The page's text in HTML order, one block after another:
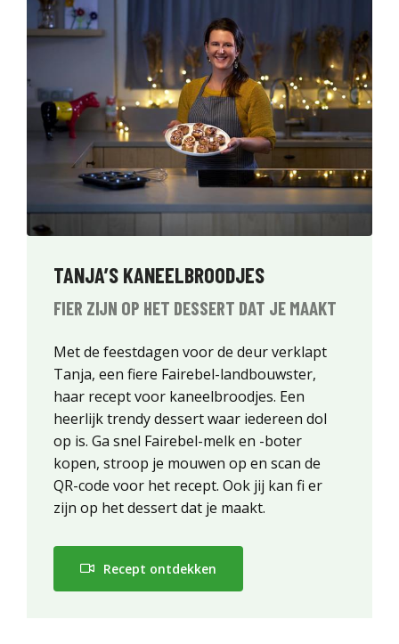
TANJA’S KANEELBROODJES
FIER ZIJN OP HET DESSERT DAT JE MAAKT
Met de feestdagen voor de deur verklapt
Tanja, een fiere Fairebel-landbouwster,
haar recept voor kaneelbroodjes. Een
heerlijk trendy dessert waar iedereen dol
op is. Ga snel Fairebel-melk en -boter
kopen, stroop je mouwen op en scan de
QR-code voor het recept. Ook jij kan fi er
zijn op het dessert dat je maakt.
Recept ontdekken